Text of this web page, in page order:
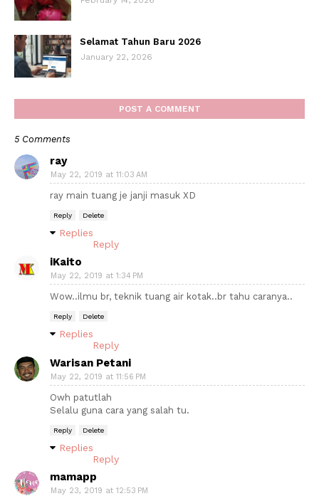
Selamat Tahun Baru 2026
January 22, 2026
POST A COMMENT
5 Comments
ray
May 22, 2019 at 11:03 AM
ray main tuang je janji masuk XD
Reply Delete
Replies
Reply
iKaito
May 22, 2019 at 1:34 PM
Wow..ilmu br, teknik tuang air kotak..br tahu caranya..
Reply Delete
Replies
Reply
Warisan Petani
May 22, 2019 at 11:56 PM
Owh patutlah
Selalu guna cara yang salah tu.
Reply Delete
Replies
Reply
mamapp
May 23, 2019 at 12:53 PM